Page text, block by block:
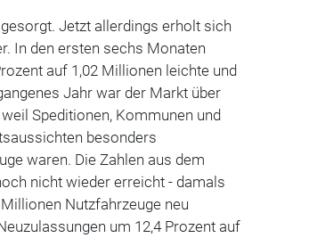
Jetzt allerdings erholt sich
In den ersten sechs Monaten
auf 1,02 Millionen leichte und
Jahr war der Markt über
Speditionen, Kommunen und
besonders
waren. Die Zahlen aus dem
nicht wieder erreicht - damals
Nutzfahrzeuge neu
um 12,4 Prozent auf